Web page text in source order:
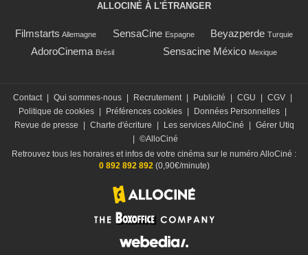
ALLOCINÉ À L'ÉTRANGER
Filmstarts Allemagne SensaCine Espagne Beyazperde Turquie
AdoroCinema Brésil Sensacine México Mexique
Contact Qui sommes-nous Recrutement Publicité CGU CGV
Politique de cookies
Préférences cookies Données Personnelles
Revue de presse
Charte d'écriture Les services AlloCiné
Gérer Utiq
©AlloCiné
Retrouvez tous les horaires et infos de votre cinéma sur le numéro AlloCiné :
0 892 892 892(0,90€/minute)